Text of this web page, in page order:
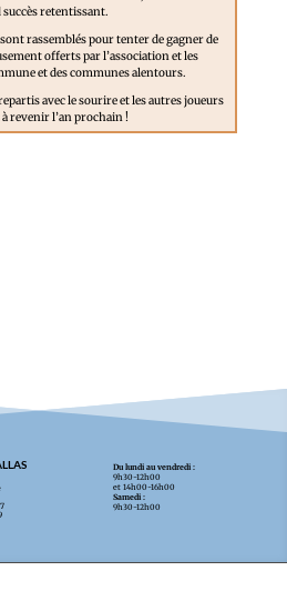
succès retentissant.
rassemblés pour tenter de gagner de
offerts par l’association et les
et des communes alentours.
avec le sourire et les autres joueurs
revenir l’an prochain !
Du lundi au vendredi :
9h30-12h00
et 14h00-16h00
Samedi :
9h30-12h00